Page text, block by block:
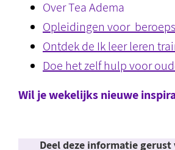
Over Tea Adema
Opleidingen voor
Ontdek de Ik leer leren
Doe het zelf hulp voor
Wil je wekelijks nieuwe
Deel deze informatie gerust